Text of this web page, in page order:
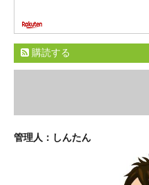
購読する
管理人：しんたん